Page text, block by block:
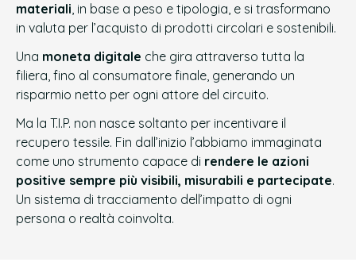
materiali, in base a peso e tipologia, e si trasformano
in valuta per l’acquisto di prodotti circolari e sostenibili.
Una moneta digitale che gira attraverso tutta la
filiera, fino al consumatore finale, generando un
risparmio netto per ogni attore del circuito.
Ma la T.I.P. non nasce soltanto per incentivare il
recupero tessile. Fin dall’inizio l’abbiamo immaginata
come uno strumento capace di rendere le azioni
positive sempre più visibili, misurabili e partecipate.
Un sistema di tracciamento dell’impatto di ogni
persona o realtà coinvolta.